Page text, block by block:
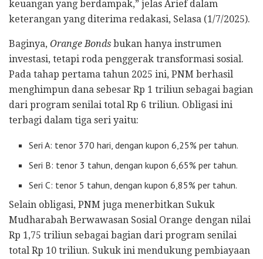
keuangan yang berdampak,” jelas Arief dalam
keterangan yang diterima redakasi, Selasa (1/7/2025).
Baginya, Orange Bonds bukan hanya instrumen
investasi, tetapi roda penggerak transformasi sosial.
Pada tahap pertama tahun 2025 ini, PNM berhasil
menghimpun dana sebesar Rp 1 triliun sebagai bagian
dari program senilai total Rp 6 triliun. Obligasi ini
terbagi dalam tiga seri yaitu:
Seri A: tenor 370 hari, dengan kupon 6,25% per tahun.
Seri B: tenor 3 tahun, dengan kupon 6,65% per tahun.
Seri C: tenor 5 tahun, dengan kupon 6,85% per tahun.
Selain obligasi, PNM juga menerbitkan Sukuk
Mudharabah Berwawasan Sosial Orange dengan nilai
Rp 1,75 triliun sebagai bagian dari program senilai
total Rp 10 triliun. Sukuk ini mendukung pembiayaan